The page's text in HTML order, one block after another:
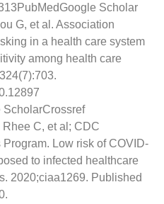
Scholar
G, et al. Association
in a health care system
among health care
C, et al; CDC
Low risk of COVID-
to infected healthcare
2020;ciaa1269. Published